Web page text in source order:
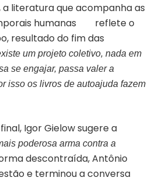
a literatura que acompanha as
humanas reflete o
resultado do fim das
um projeto coletivo, nada em
se engajar, passa valer a
isso os livros de autoajuda fazem
Igor Gielow sugere a
poderosa arma contra a
descontraída, Antônio
e terminou a conversa